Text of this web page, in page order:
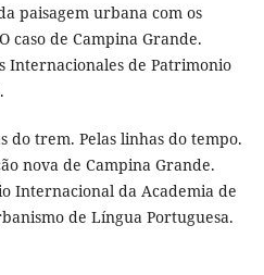
paisagem urbana com os
caso de Campina Grande.
Internacionales de Patrimonio
do trem. Pelas linhas do tempo.
nova de Campina Grande.
Internacional da Academia de
de Língua Portuguesa.